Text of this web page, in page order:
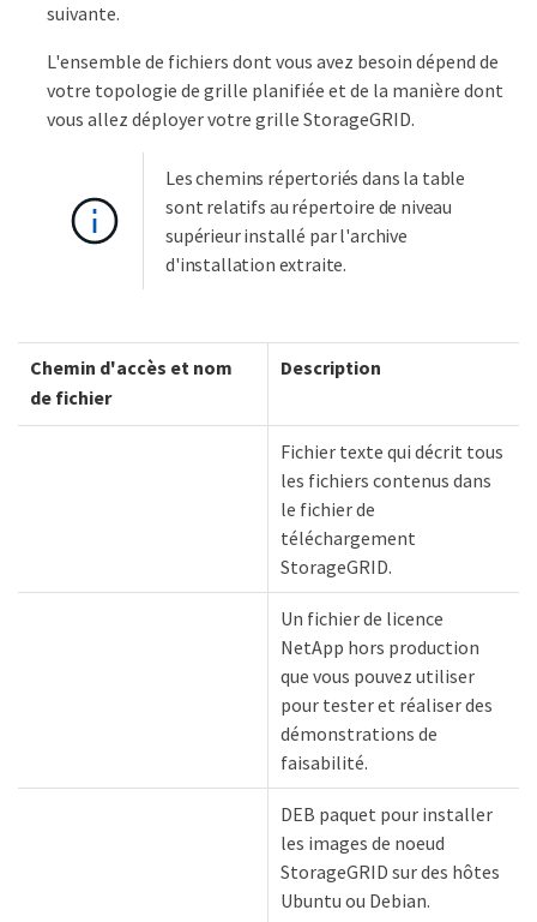
suivante.
L'ensemble de fichiers dont vous avez besoin dépend de
votre topologie de grille planifiée et de la manière dont
vous allez déployer votre grille StorageGRID.
Les chemins répertoriés dans la table
sont relatifs au répertoire de niveau
supérieur installé par l'archive
d'installation extraite.
Chemin d'accès et nom
de fichier
Description
Fichier texte qui décrit tous
les fichiers contenus dans
le fichier de
téléchargement
StorageGRID.
Un fichier de licence
NetApp hors production
que vous pouvez utiliser
pour tester et réaliser des
démonstrations de
faisabilité.
DEB paquet pour installer
les images de noeud
StorageGRID sur des hôtes
Ubuntu ou Debian.